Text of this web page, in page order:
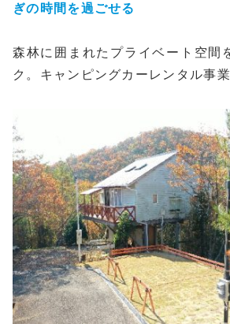
ぎの時間を過ごせる
森林に囲まれたプライベート空間
ク。キャンピングカーレンタル事